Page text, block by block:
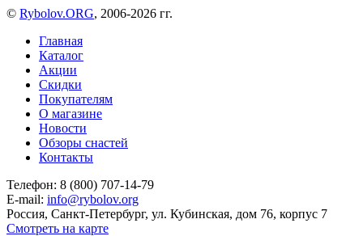
© Rybolov.ORG, 2006-2026 гг.
Главная
Каталог
Акции
Скидки
Покупателям
О магазине
Новости
Обзоры снастей
Контакты
Телефон: 8 (800) 707-14-79
E-mail: info@rybolov.org
Россия, Санкт-Петербург, ул. Кубинская, дом 76, корпус 7
Смотреть на карте